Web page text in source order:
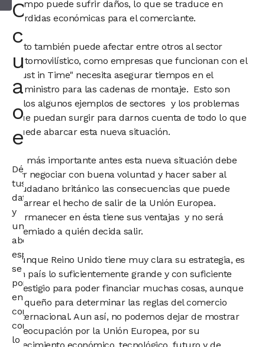
tiempo puede sufrir daños, lo que se traduce en
pérdidas económicas para el comerciante.
Esto también puede afectar entre otros al sector
automovilístico, como empresas que funcionan con el
"Just in Time" necesita asegurar tiempos en el
suministro para las cadenas de montaje. Esto son
solos algunos ejemplos de sectores y los problemas
que puedan surgir para darnos cuenta de todo lo que
puede abarcar esta nueva situación.
Lo más importante antes esta nueva situación debe
ser negociar con buena voluntad y hacer saber al
ciudadano británico las consecuencias que puede
acarrear el hecho de salir de la Unión Europea.
Permanecer en ésta tiene sus ventajas y no será
premiado a quién decida salir.
Aunque Reino Unido tiene muy clara su estrategia, es
un país lo suficientemente grande y con suficiente
prestigio para poder financiar muchas cosas, aunque
pequeño para determinar las reglas del comercio
internacional. Aun así, no podemos dejar de mostrar
preocupación por la Unión Europea, por su
Consultar
con
un
abogado
o
economista
Déjanos
tus
datos
y
un
abogado
especialista
se
pondrá
en
contacto
contigo
lo